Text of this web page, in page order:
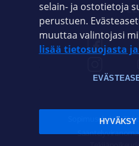
Sopimusehdot
selain- ja ostotietoja
perustuen.
muuttaa valintojasi
lisää tietosuojasta
HYVÄKSY